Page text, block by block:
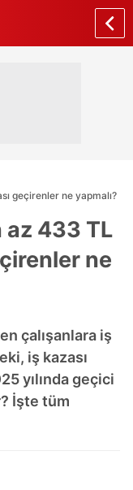
geçirenler ne yapmalı?
az 433 TL
ne
çalışanlara iş
iş kazası
yılında geçici
İşte tüm